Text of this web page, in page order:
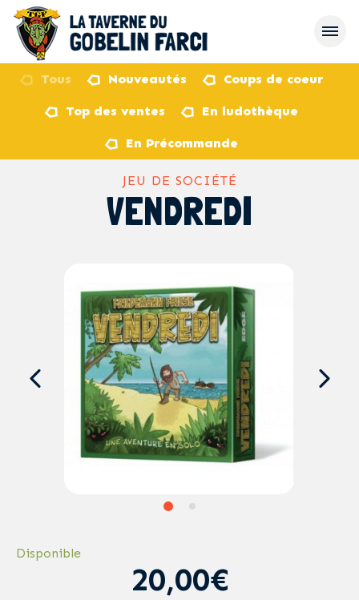
Tous Nouveautés Coups de coeur
Top des ventes En ludothèque
En Précommande
JEU DE SOCIÉTÉ
VENDREDI
Disponible
20,00€